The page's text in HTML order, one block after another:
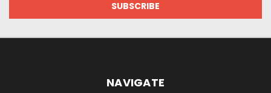
NAVIGATE